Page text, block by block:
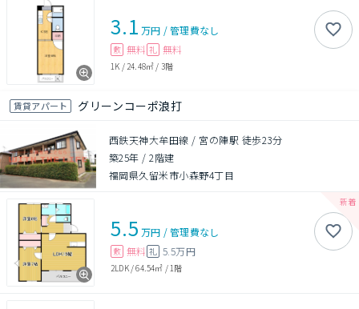
3.1 万円 /管理費なし
敷 無料 礼 無料
1K / 24.48㎡ / 3階
賃貸アパート グリーンコーポ浪打
西鉄天神大牟田線 / 宮の陣駅 徒歩23分
築25年 /2階建
福岡県久留米市小森野4丁目
5.5 万円 /管理費なし
敷 無料 礼 5.5万円
2LDK/64.54㎡ / 1階